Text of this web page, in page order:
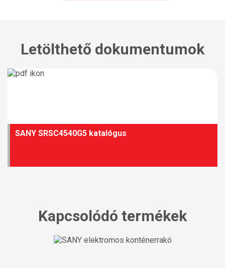
Letölthető dokumentumok
SANY SRSC4540G5 katalógus
Kapcsolódó termékek